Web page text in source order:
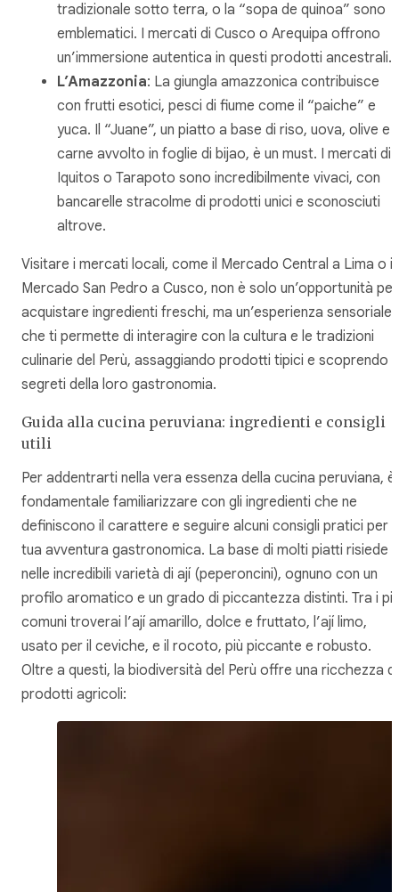
tradizionale sotto terra, o la “sopa de quinoa” sono
emblematici. I mercati di Cusco o Arequipa offrono
un’immersione autentica in questi prodotti ancestrali.
L’Amazzonia: La giungla amazzonica contribuisce
con frutti esotici, pesci di fiume come il “paiche” e
yuca. Il “Juane”, un piatto a base di riso, uova, olive e
carne avvolto in foglie di bijao, è un must. I mercati di
Iquitos o Tarapoto sono incredibilmente vivaci, con
bancarelle stracolme di prodotti unici e sconosciuti
altrove.
Visitare i mercati locali, come il Mercado Central a Lima o il
Mercado San Pedro a Cusco, non è solo un’opportunità per
acquistare ingredienti freschi, ma un’esperienza sensoriale
che ti permette di interagire con la cultura e le tradizioni
culinarie del Perù, assaggiando prodotti tipici e scoprendo i
segreti della loro gastronomia.
Guida alla cucina peruviana: ingredienti e consigli
utili
Per addentrarti nella vera essenza della cucina peruviana, è
fondamentale familiarizzare con gli ingredienti che ne
definiscono il carattere e seguire alcuni consigli pratici per
tua avventura gastronomica. La base di molti piatti risiede
nelle incredibili varietà di ají (peperoncini), ognuno con un
profilo aromatico e un grado di piccantezza distinti. Tra i più
comuni troverai l’ají amarillo, dolce e fruttato, l’ají limo,
usato per il ceviche, e il rocoto, più piccante e robusto.
Oltre a questi, la biodiversità del Perù offre una ricchezza di
prodotti agricoli: